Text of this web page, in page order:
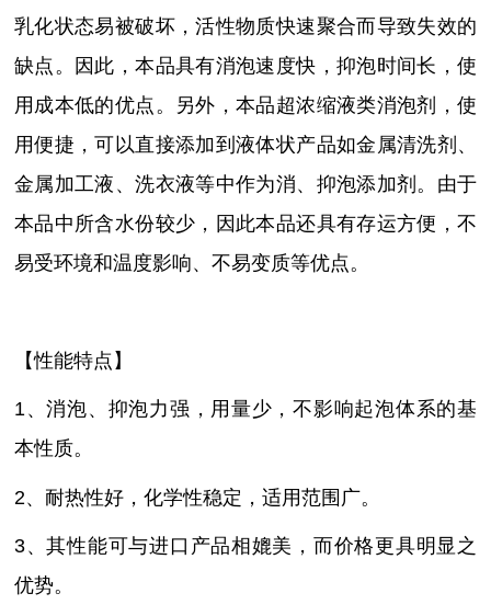
乳化状态易被破坏，活性物质快速聚合而导致失效的
缺点。因此，本品具有消泡速度快，抑泡时间长，使
用成本低的优点。另外，本品超浓缩液类消泡剂，使
用便捷，可以直接添加到液体状产品如金属清洗剂、
金属加工液、洗衣液等中作为消、抑泡添加剂。由于
本品中所含水份较少，因此本品还具有存运方便，不
易受环境和温度影响、不易变质等优点。
【性能特点】
1、消泡、抑泡力强，用量少，不影响起泡体系的基
本性质。
2、耐热性好，化学性稳定，适用范围广。
3、其性能可与进口产品相媲美，而价格更具明显之
优势。